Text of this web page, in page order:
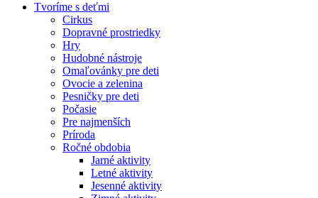
Tvoríme s deťmi
Cirkus
Dopravné prostriedky
Hry
Hudobné nástroje
Omaľovánky pre deti
Ovocie a zelenina
Pesničky pre deti
Počasie
Pre najmenších
Príroda
Ročné obdobia
Jarné aktivity
Letné aktivity
Jesenné aktivity